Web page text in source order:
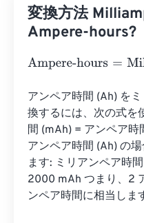
変換方法
Ampere-hours?
Ampere-hours=
アンペア時間 (Ah) を
換するには、次の式を
間 (mAh) = アンペア
アンペア時間 (Ah) の
ます: ミリアンペア時
2000 mAh つまり、2
ンペア時間に相当しま